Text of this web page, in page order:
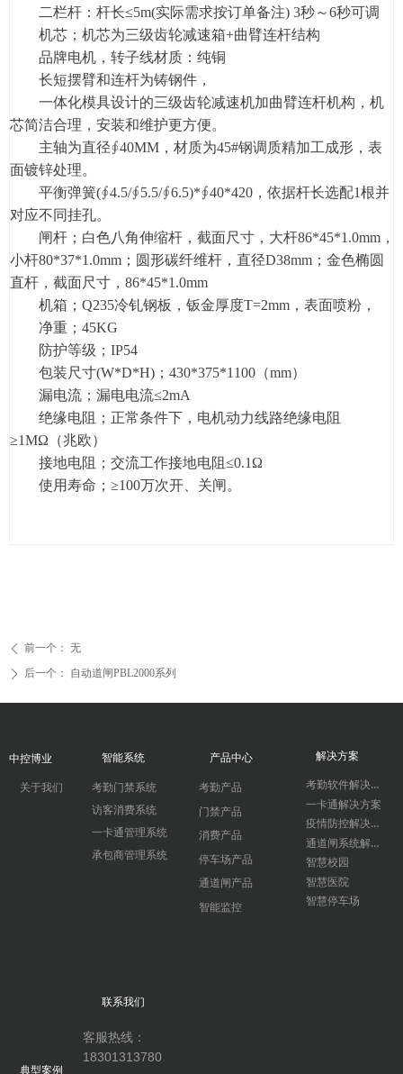
ꄴ 前一个： 无
ꄲ 后一个： 自动道闸PBL2000系列
二栏杆：杆长≤5m(实际需求按订单备注) 3秒～6秒可调
机芯；机芯为三级齿轮减速箱+曲臂连杆结构
品牌电机，转子线材质：纯铜
长短摆臂和连杆为铸钢件，
一体化模具设计的三级齿轮减速机加曲臂连杆机构，机
芯简洁合理，安装和维护更方便。
主轴为直径∮40MM，材质为45#钢调质精加工成形，表
面镀锌处理。
平衡弹簧(∮4.5/∮5.5/∮6.5)*∮40*420，依据杆长选配1根并
对应不同挂孔。
闸杆；白色八角伸缩杆，截面尺寸，大杆86*45*1.0mm，
小杆80*37*1.0mm；圆形碳纤维杆，直径D38mm；金色椭圆
直杆，截面尺寸，86*45*1.0mm
机箱；Q235冷钆钢板，钣金厚度T=2mm，表面喷粉，
净重；45KG
防护等级；IP54
包装尺寸(W*D*H)；430*375*1100（mm）
漏电流；漏电电流≤2mA
绝缘电阻；正常条件下，电机动力线路绝缘电阻
≥1MΩ（兆欧）
接地电阻；交流工作接地电阻≤0.1Ω
使用寿命；≥100万次开、关闸。
中控博业
考勤门禁系统
访客消费系统
一卡通管理系统
承包商管理系统
考勤产品
门禁产品
消费产品
停车场产品
通道闸产品
智能监控
考勤软件解决方案
一卡通解决方案
疫情防控解决方案
通道闸系统解决方案
智慧校园
智慧医院
智慧停车场
关于我们
智能系统 产品中心 解决方案
典型案例
联系我们
客服热线：
18301313780